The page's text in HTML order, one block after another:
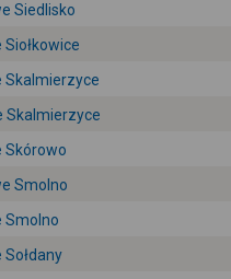
Siedlisko
Siołkowice
Skalmierzyce
Skalmierzyce
Skórowo
Smolno
Smolno
Sołdany